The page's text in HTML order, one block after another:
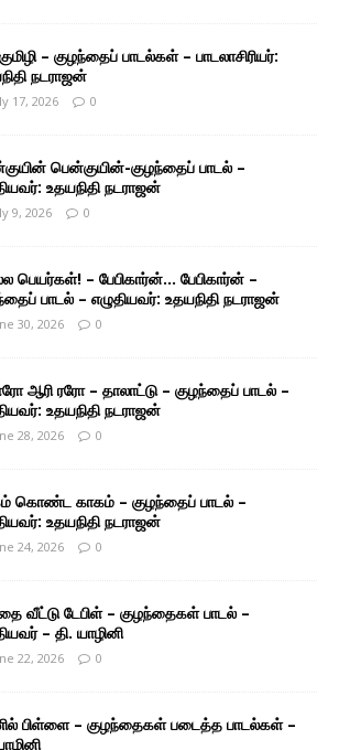
– குழந்தைப் பாடல்கள் – பாடலாசிரியர்:
நடராஜன்
17, 2026 0
பென்குயின்-குழந்தைப் பாடல் –
உதயநிதி நடராஜன்
9, 2026 0
பெயர்கள்! – பேபிகார்ன்… பேபிகார்ன் –
பாடல் – எழுதியவர்: உதயநிதி நடராஜன்
30, 2026 0
ஆரி ரரோ – தாலாட்டு – குழந்தைப் பாடல் –
உதயநிதி நடராஜன்
28, 2026 0
கொண்ட காகம் – குழந்தைப் பாடல் –
உதயநிதி நடராஜன்
24, 2026 0
வீட்டு டேபிள் – குழந்தைகள் பாடல் –
– தி. யாழினி
22, 2026 0
பிள்ளை – குழந்தைகள் படைத்த பாடல்கள் –